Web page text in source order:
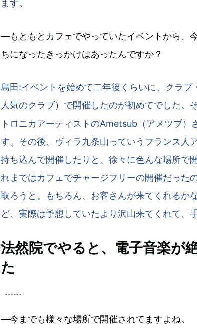
ます。
―もともとカフェでやっていたイベントから、
ちになったきっかけはあったんですか？
島田:イベントを始めて二年後くらいに、クラ
人気のクラブ）で開催したのが初めてでした。
トロニカアーティストのAmetsub（アメツブ）
す。その後、ヴィラ九条山っていうフランス人
持ち込んで開催したりと、徐々に色んな場所で
れまではカフェでチャージフリーの開催だった
取ろうと。もちろん、お客さんが来てくれる
ど、実際は予想していたより沢山来てくれて、
法然院でやると、電子音楽が
た
―今までも様々な場所で開催されてますよね。